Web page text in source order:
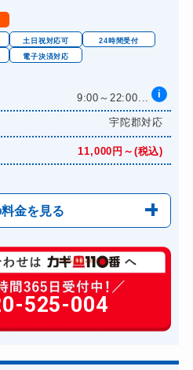
8,800円～(税込)
8,800円～(税込)
11,000円～(税込)
土日祝対応可
24時間受付
電子決済対応
9:00～22:00... i
宇陀郡対応
11,000円～(税込)
金を見る
11,000円～(税込)
6,600円～(税込)
14,300円～(税込)
525-004